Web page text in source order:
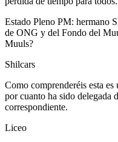
Estado Pleno PM: hermano
de ONG y del Fondo del
Muuls?
Shilcars
Como comprenderéis esta
por cuanto ha sido delegada
correspondiente.
Liceo